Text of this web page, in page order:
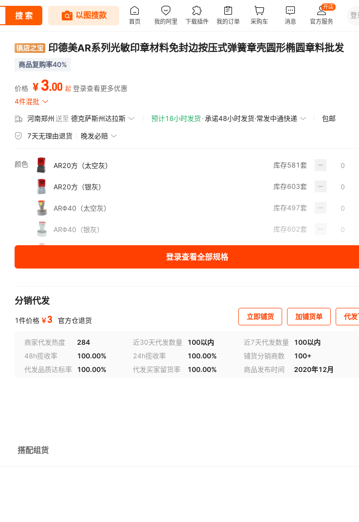
讲解视频
印德美AR系列光敏印章材料免封边按压式弹簧章壳圆形椭圆章料批发
商品复购率40%
价格 ¥ 3.00 起 登录查看更多优惠
4件混批
河南郑州送至 德克萨斯州达拉斯 预计18小时发货 承诺48小时发货·常发中通快递 包邮
7天无理由退货 晚发必赔
颜色 AR20方（太空灰） 库存581套
AR20方（银灰） 库存603套
ARΦ40（太空灰） 库存497套
ARΦ40（银灰） 库存602套
库存 746套
AR3040（银灰） 库存 699套
登录查看全部规格
分销代发
1件价格 ￥3 官方仓退货 立即铺货 加铺货单 代
商家代发热度 284 近30天代发数量 100以内 近7天代发数量
100以内
48h揽收率
100.00% 24h揽收率 100.00% 铺货分销商数
100+
代发品质达标率
100.00% 代发买家留货率 100.00% 商品发布时间 2020年12月
搭配组货